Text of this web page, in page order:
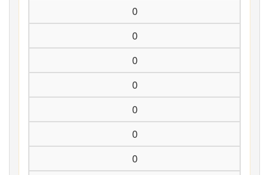
0
0
0
0
0
0
0